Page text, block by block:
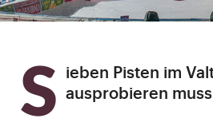
Sieben Pisten im Valtellina die man ausprobieren muss